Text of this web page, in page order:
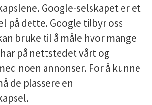
Google-selskapet er et
på dette. Google tilbyr oss
bruke til å måle hvor mange
på nettstedet vårt og
noen annonser. For å kunne
de plassere en